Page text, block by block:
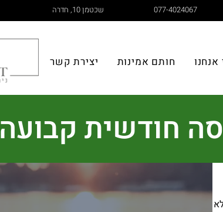
שכטמן 10, חדרה 077-4024067
אנחנו חותם אמינות יצירת קשר
חודשית קבועה